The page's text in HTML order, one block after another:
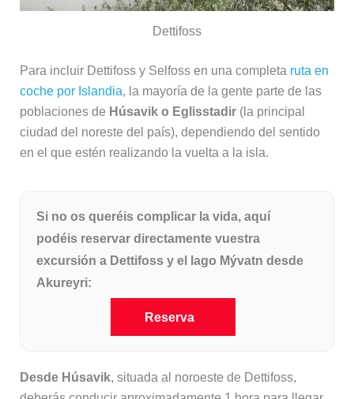
Dettifoss
Para incluir Dettifoss y Selfoss en una completa ruta en
coche por Islandia, la mayoría de la gente parte de las
poblaciones de Húsavik o Eglisstadir(la principal
ciudad del noreste del país), dependiendo del sentido
en el que estén realizando la vuelta a la isla.
Si no os queréis complicar la vida, aquí
podéis reservar directamente vuestra
excursión a Dettifoss y el lago Mývatn desde
Akureyri:
Reserva
Desde Húsavik, situada al noroeste de Dettifoss,